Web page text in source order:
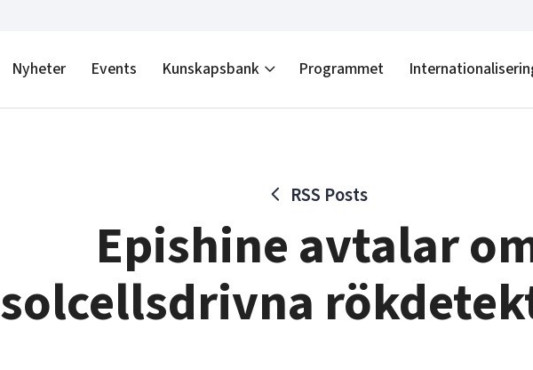
Nyheter Events Kunskapsbank Programmet
RSS Posts
Epishine avtalar
solcellsdrivna